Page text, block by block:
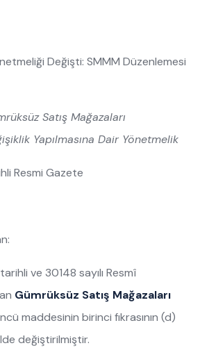
Değişti: SMMM Düzenlemesi
Satış Mağazaları
Yapılmasına Dair Yönetmelik
Resmi Gazete
ve 30148 sayılı Resmî
Gümrüksüz Satış Mağazaları
maddesinin birinci fıkrasının (d)
değiştirilmiştir.